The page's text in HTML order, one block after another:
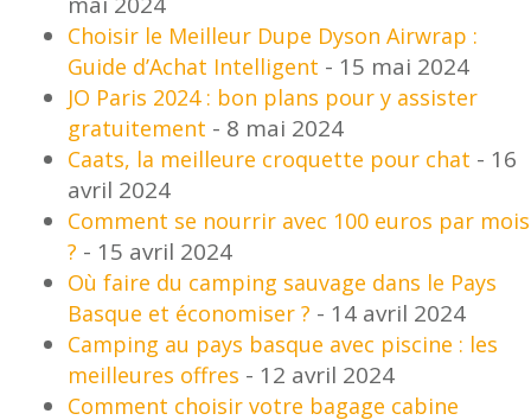
Choisir le Meilleur Dupe Dyson Airwrap :
Guide d’Achat Intelligent - 15 mai 2024
JO Paris 2024 : bon plans pour y assister
gratuitement - 8 mai 2024
Caats, la meilleure croquette pour chat - 16
avril 2024
Comment se nourrir avec 100 euros par mois
? - 15 avril 2024
Où faire du camping sauvage dans le Pays
Basque et économiser ? - 14 avril 2024
Camping au pays basque avec piscine : les
meilleures offres - 12 avril 2024
Comment choisir votre bagage cabine